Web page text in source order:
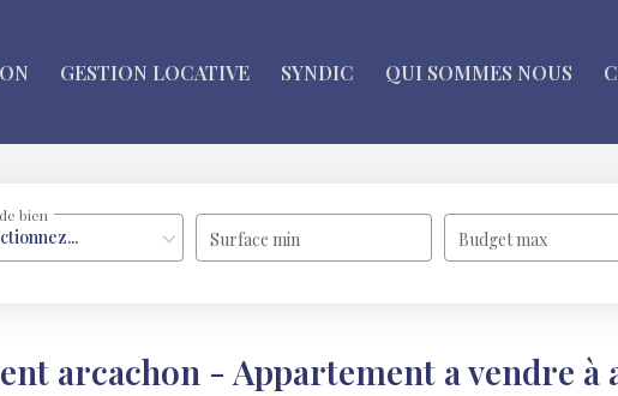
GESTION LOCATIVE SYNDIC QUI SOMMES NOUS
bien
Surface min Budget max
arcachon - Appartement a vendre à